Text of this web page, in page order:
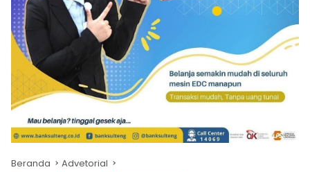
Beranda Advetorial